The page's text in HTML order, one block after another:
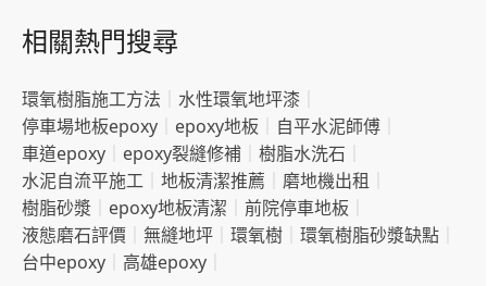
相關熱門搜尋
環氧樹脂施工方法 水性環氧地坪漆
停車場地板epoxy
epoxy地板 自平水泥師傅
車道epoxy
epoxy裂縫修補 樹脂水洗石
水泥自流平施工
地板清潔推薦 磨地機出租
樹脂砂漿
epoxy地板清潔 前院停車地板
液態磨石評價
無縫地坪 環氧樹 環氧樹脂砂漿缺點
台中epoxy
高雄epoxy